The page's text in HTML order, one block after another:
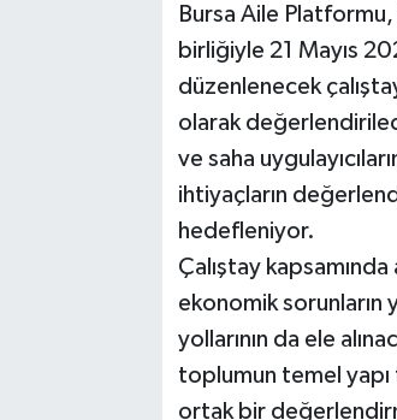
Bursa Aile
birliğiyle 21 Mayıs
düzenlenecek
olarak
ve saha
ihtiyaçların
hedefleniyor.
Çalıştay
ekonomik sorunların
yollarının da ele
toplumun temel yapı
ortak bir